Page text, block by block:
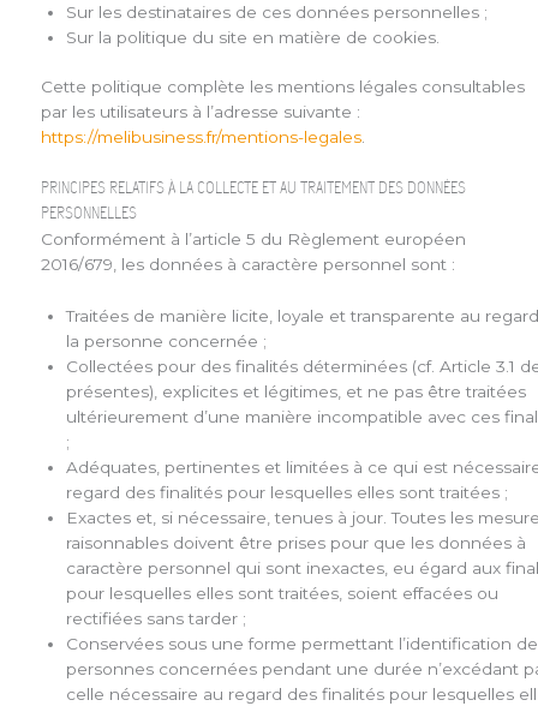
Sur les destinataires de ces données personnelles ;
Sur la politique du site en matière de cookies.
Cette politique complète les mentions légales consultables
par les utilisateurs à l’adresse suivante :
https://melibusiness.fr/mentions-legales.
PRINCIPES RELATIFS À LA COLLECTE ET AU TRAITEMENT DES DONNÉES
PERSONNELLES
Conformément à l’article 5 du Règlement européen
2016/679, les données à caractère personnel sont :
Traitées de manière licite, loyale et transparente au
la personne concernée ;
Collectées pour des finalités déterminées (cf. Article 3.1
présentes), explicites et légitimes, et ne pas être traitées
ultérieurement d’une manière incompatible avec ces
;
Adéquates, pertinentes et limitées à ce qui est
regard des finalités pour lesquelles elles sont traitées ;
Exactes et, si nécessaire, tenues à jour. Toutes les
raisonnables doivent être prises pour que les données à
caractère personnel qui sont inexactes, eu égard aux
pour lesquelles elles sont traitées, soient effacées ou
rectifiées sans tarder ;
Conservées sous une forme permettant l’identification
personnes concernées pendant une durée n’excédant
celle nécessaire au regard des finalités pour lesquelles